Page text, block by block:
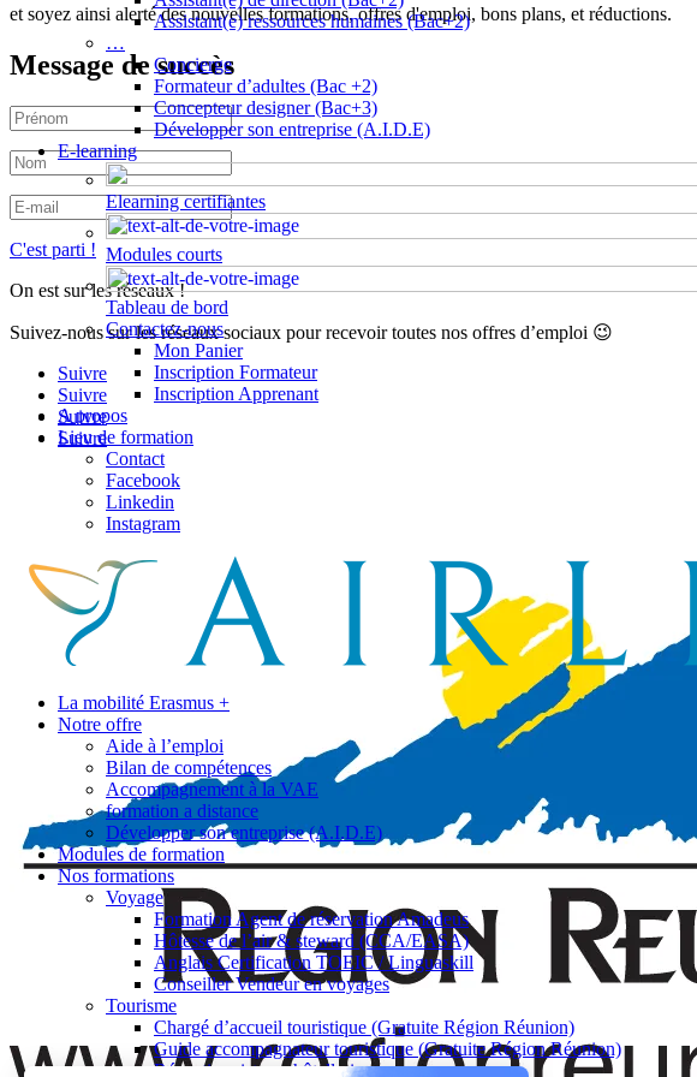
Assistant(e) ressources humaines (Bac+2)
…
Concierge
Formateur d’adultes (Bac +2)
Concepteur designer (Bac+3)
Développer son entreprise (A.I.D.E)
E-learning
Elearning certifiantes
Modules courts
Tableau de bord
Contactez-nous
Mon Panier
Inscription Formateur
Inscription Apprenant
A propos
Lieu de formation
Contact
Facebook
Linkedin
Instagram
La mobilité Erasmus +
Notre offre
Aide à l’emploi
Bilan de compétences
Accompagnement à la VAE
formation a distance
Développer son entreprise (A.I.D.E)
Modules de formation
Nos formations
Voyage
Formation Agent de réservation Amadeus
Hôtesse de l’air & steward (CCA/EASA)
Anglais Certification TOEIC / Linguaskill
Conseiller Vendeur en voyages
Tourisme
Chargé d’accueil touristique (Gratuite Région Réunion)
Guide accompagnateur touristique (Gratuite Région Réunion)
Réceptionniste en hôtellerie
et soyez ainsi alerté des nouvelles formations, offres d'emploi, bons plans, et réductions.
Message de succès
C'est parti !
On est sur les réseaux !
Suivez-nous sur les réseaux sociaux pour recevoir toutes nos offres d’emploi 😉
Suivre
Suivre
Suivre
Suivre